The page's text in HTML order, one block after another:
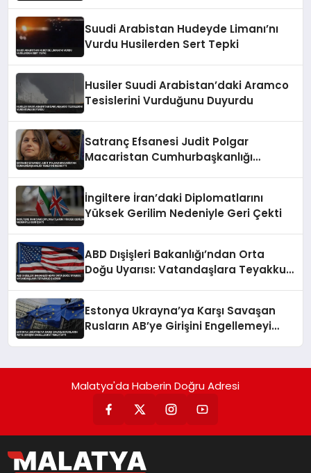
Suudi Arabistan Hudeyde Limanı’nı
Vurdu Husilerden Sert Tepki
Husiler Suudi Arabistan’daki Aramco
Tesislerini Vurduğunu Duyurdu
Satranç Efsanesi Judit Polgar
Macaristan Cumhurbaşkanlığı
İngiltere İran’daki Diplomatlarını
Yüksek Gerilim Nedeniyle Geri Çekti
ABD Dışişleri Bakanlığı’ndan Orta
Doğu Uyarısı: Vatandaşlara Teyakkuz
Estonya Ukrayna’ya Karşı Savaşan
Rusların AB’ye Girişini Engellemeyi
Malatya'da Haberin Doğru Adresi